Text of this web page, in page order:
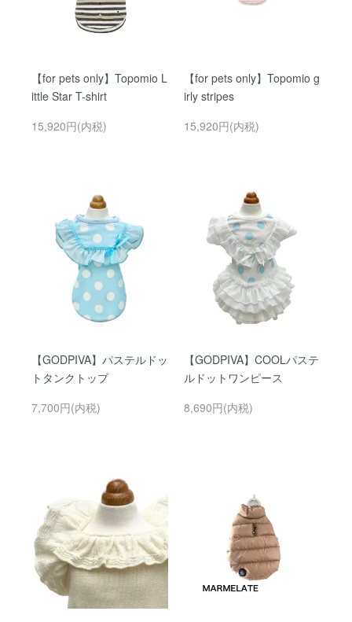
【for pets only】Topomio L
ittle Star T-shirt
15,920円(内税)
【for pets only】Topomio g
irly stripes
15,920円(内税)
【GODPIVA】パステルドッ
トタンクトップ
7,700円(内税)
【GODPIVA】COOLパステ
ルドットワンピース
8,690円(内税)